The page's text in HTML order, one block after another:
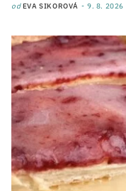
odEVA SIKOROVÁ 9. 8. 2026